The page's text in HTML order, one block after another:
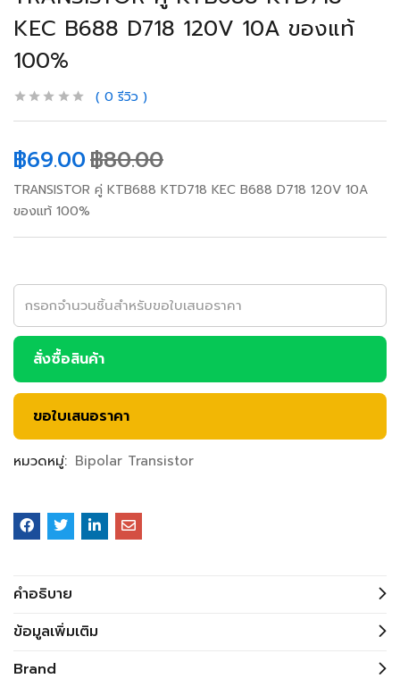
KEC B688 D718 120V 10A ของแท้
100%
0 รีวิว
฿69.00฿80.00
TRANSISTOR คู่ KTB688 KTD718 KEC B688 D718 120V 10A
ของแท้ 100%
สั่งซื้อสินค้า
ขอใบเสนอราคา
หมวดหมู่: Bipolar Transistor
คำอธิบาย
ข้อมูลเพิ่มเติม
Brand